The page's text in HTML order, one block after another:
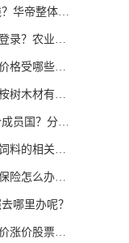
整体橱有什
业银行网银
些因素影响
有什么用途
？分别是哪
相关介绍？
办？如何办
哪里办呢？
票会涨吗？